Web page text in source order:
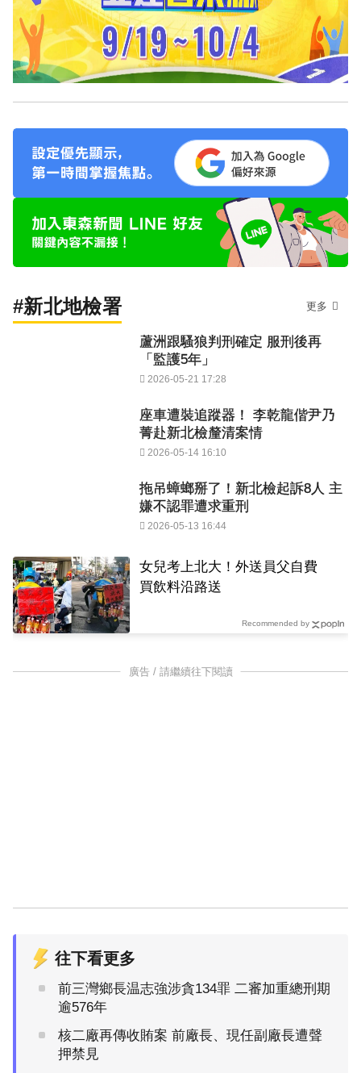
#新北地檢署 更多
蘆洲跟騷狼判刑確定 服刑後再
「監護5年」
2026-05-21 17:28
座車遭裝追蹤器！ 李乾龍偕尹乃
菁赴新北檢釐清案情
2026-05-14 16:10
拖吊蟑螂掰了！新北檢起訴8人 主
嫌不認罪遭求重刑
2026-05-13 16:44
女兒考上北大！外送員父自費
買飲料沿路送
Recommended by
廣告 / 請繼續往下閱讀
往下看更多
前三灣鄉長温志強涉貪134罪 二審加重總刑期
逾576年
核二廠再傳收賄案 前廠長、現任副廠長遭聲
押禁見